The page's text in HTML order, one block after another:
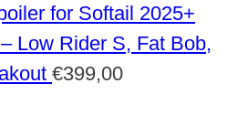
for Softail 2025+
Low Rider S, Fat Bob,
€399,00